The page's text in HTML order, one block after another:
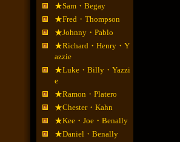
★Sam・Begay
★Fred・Thompson
★Johnny・Pablo
★Richard・Henry・Y
azzie
★Luke・Billy・Yazzi
e
★Ramon・Platero
★Chester・Kahn
★Kee・Joe・Benally
★Daniel・Benally